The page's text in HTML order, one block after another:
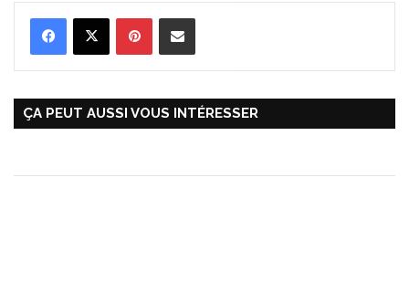
ÇA PEUT AUSSI VOUS INTÉRESSER